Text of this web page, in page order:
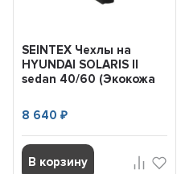
SEINTEX Чехлы на
HYUNDAI SOLARIS II
sedan 40/60 (Экокожа
8 640₽
В корзину